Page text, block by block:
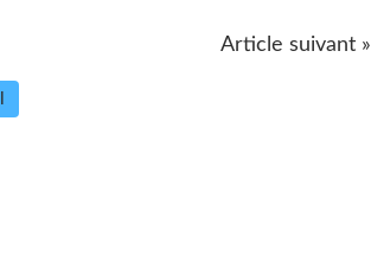
Article suivant »